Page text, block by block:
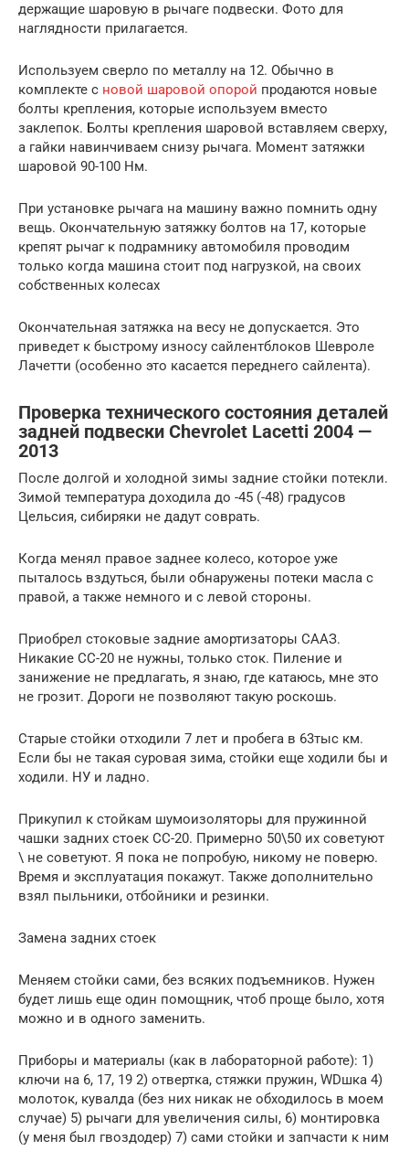
держащие шаровую в рычаге подвески. Фото для
наглядности прилагается.
Используем сверло по металлу на 12. Обычно в
комплекте с новой шаровой опорой продаются новые
болты крепления, которые используем вместо
заклепок. Болты крепления шаровой вставляем сверху,
а гайки навинчиваем снизу рычага. Момент затяжки
шаровой 90-100 Нм.
При установке рычага на машину важно помнить одну
вещь. Окончательную затяжку болтов на 17, которые
крепят рычаг к подрамнику автомобиля проводим
только когда машина стоит под нагрузкой, на своих
собственных колесах
Окончательная затяжка на весу не допускается. Это
приведет к быстрому износу сайлентблоков Шевроле
Лачетти (особенно это касается переднего сайлента).
Проверка технического состояния деталей
задней подвески Chevrolet Lacetti 2004 —
2013
После долгой и холодной зимы задние стойки потекли.
Зимой температура доходила до -45 (-48) градусов
Цельсия, сибиряки не дадут соврать.
Когда менял правое заднее колесо, которое уже
пыталось вздуться, были обнаружены потеки масла с
правой, а также немного и с левой стороны.
Приобрел стоковые задние амортизаторы СААЗ.
Никакие СС-20 не нужны, только сток. Пиление и
занижение не предлагать, я знаю, где катаюсь, мне это
не грозит. Дороги не позволяют такую роскошь.
Старые стойки отходили 7 лет и пробега в 63тыс км.
Если бы не такая суровая зима, стойки еще ходили бы и
ходили. НУ и ладно.
Прикупил к стойкам шумоизоляторы для пружинной
чашки задних стоек СС-20. Примерно 50\50 их советуют
\ не советуют. Я пока не попробую, никому не поверю.
Время и эксплуатация покажут. Также дополнительно
взял пыльники, отбойники и резинки.
Замена задних стоек
Меняем стойки сами, без всяких подъемников. Нужен
будет лишь еще один помощник, чтоб проще было, хотя
можно и в одного заменить.
Приборы и материалы (как в лабораторной работе): 1)
ключи на 6, 17, 19 2) отвертка, стяжки пружин, WDшка 4)
молоток, кувалда (без них никак не обходилось в моем
случае) 5) рычаги для увеличения силы, 6) монтировка
(у меня был гвоздодер) 7) сами стойки и запчасти к ним